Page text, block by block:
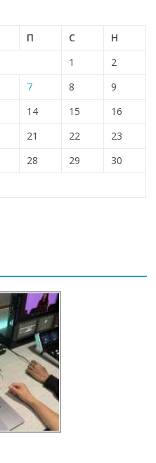
П С
Н
1
2
7 8
9
14 15
16
21 22
23
28 29
30